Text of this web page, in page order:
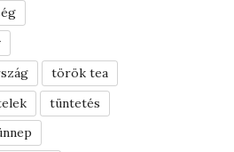
török tea
tüntetés